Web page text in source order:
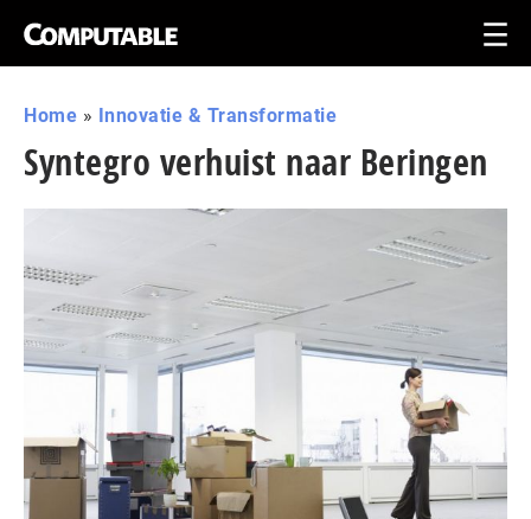
Home » Innovatie & Transformatie
Syntegro verhuist naar Beringen